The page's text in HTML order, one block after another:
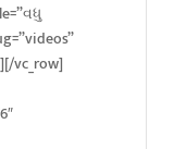
vc_row]